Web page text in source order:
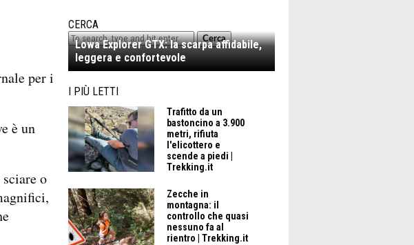
per i
è un
o
CERCA
Cerca
Lowa Explorer GTX: la scarpa affidabile,
leggera e confortevole
I PIÙ LETTI
Trafitto da un
bastoncino a 3.900
metri, rifiuta
l'elicottero e
scende a piedi |
Trekking.it
Zecche in
montagna: il
controllo che quasi
nessuno fa al
rientro | Trekking.it